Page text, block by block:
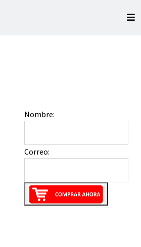
Nombre:
Correo: